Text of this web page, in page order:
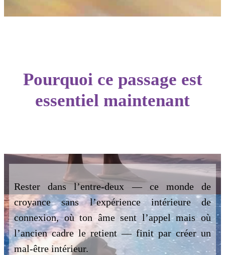
Pourquoi ce passage est
essentiel maintenant
Rester dans l’entre-deux — ce monde de
croyance sans l’expérience intérieure de
connexion, où ton âme sent l’appel mais où
l’ancien cadre le retient — finit par créer un
mal-être intérieur.